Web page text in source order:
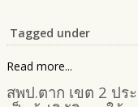
Tagged under
Read more...
สพป.ตาก เขต 2 ปร